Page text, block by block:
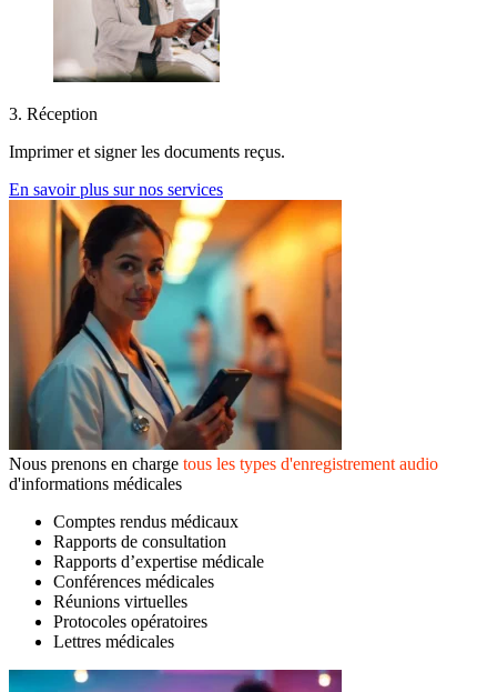
3. Réception
Imprimer et signer les documents reçus.
En savoir plus sur nos services
Nous prenons en charge tous les types d'enregistrement audio
d'informations médicales
Comptes rendus médicaux
Rapports de consultation
Rapports d’expertise médicale
Conférences médicales
Réunions virtuelles
Protocoles opératoires
Lettres médicales